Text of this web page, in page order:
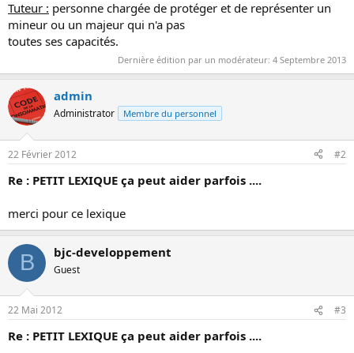
Tuteur : personne chargée de protéger et de représenter un
mineur ou un majeur qui n'a pas
toutes ses capacités.
Dernière édition par un modérateur: 4 Septembre 2013
admin
Administrator Membre du personnel
22 Février 2012 #2
Re : PETIT LEXIQUE ça peut aider parfois ....
merci pour ce lexique
B bjc-developpement
Guest
22 Mai 2012 #3
Re : PETIT LEXIQUE ça peut aider parfois ....